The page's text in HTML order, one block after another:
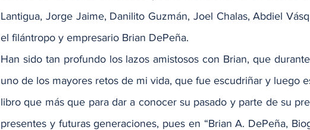
Lantigua, Jorge Jaime, Danilito Guzmán, Joel Chalas, Abdiel
el filántropo y empresario Brian DePeña.
Han sido tan profundo los lazos amistosos con Brian, que
uno de los mayores retos de mi vida, que fue escudriñar y luego
libro que más que para dar a conocer su pasado y parte de su
presentes y futuras generaciones, pues en “Brian A. DePeña,